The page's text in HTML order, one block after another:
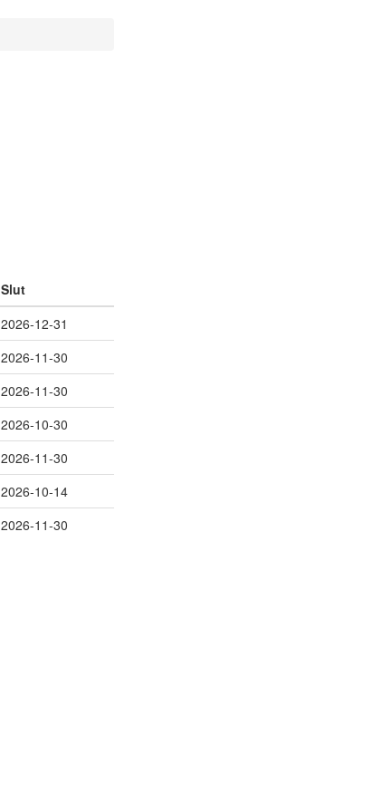
Slut
2026-12-31
2026-11-30
2026-11-30
2026-10-30
2026-11-30
2026-10-14
2026-11-30